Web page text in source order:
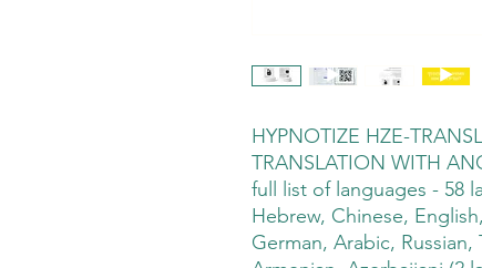
HYPNOTIZE HZE-
TRANSLATION WITH
full list of languages - 58
Hebrew, Chinese,
German, Arabic,